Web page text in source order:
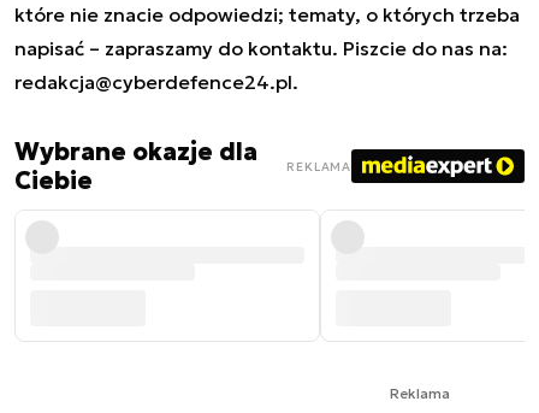
które nie znacie odpowiedzi; tematy, o których trzeba
napisać – zapraszamy do kontaktu. Piszcie do nas na:
redakcja@cyberdefence24.pl.
Wybrane okazje dla
Ciebie
REKLAMA
Reklama